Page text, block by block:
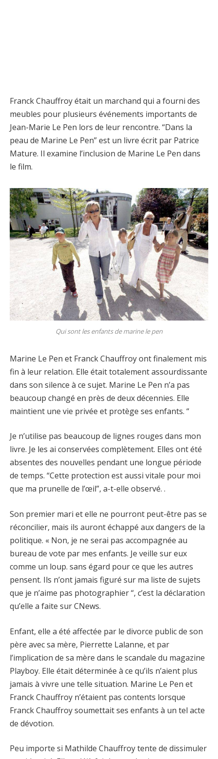
Franck Chauffroy était un marchand qui a fourni des
meubles pour plusieurs événements importants de
Jean-Marie Le Pen lors de leur rencontre. “Dans la
peau de Marine Le Pen” est un livre écrit par Patrice
Mature. Il examine l’inclusion de Marine Le Pen dans
le film.
Qui sont les enfants de marine le pen
Marine Le Pen et Franck Chauffroy ont finalement mis
fin à leur relation. Elle était totalement assourdissante
dans son silence à ce sujet. Marine Le Pen n’a pas
beaucoup changé en près de deux décennies. Elle
maintient une vie privée et protège ses enfants. “
Je n’utilise pas beaucoup de lignes rouges dans mon
livre. Je les ai conservées complètement. Elles ont été
absentes des nouvelles pendant une longue période
de temps. “Cette protection est aussi vitale pour moi
que ma prunelle de l’œil”, a-t-elle observé. .
Son premier mari et elle ne pourront peut-être pas se
réconcilier, mais ils auront échappé aux dangers de la
politique. « Non, je ne serai pas accompagnée au
bureau de vote par mes enfants. Je veille sur eux
comme un loup. sans égard pour ce que les autres
pensent. Ils n’ont jamais figuré sur ma liste de sujets
que je n’aime pas photographier “, c’est la déclaration
qu’elle a faite sur CNews.
Enfant, elle a été affectée par le divorce public de son
père avec sa mère, Pierrette Lalanne, et par
l’implication de sa mère dans le scandale du magazine
Playboy. Elle était déterminée à ce qu’ils n’aient plus
jamais à vivre une telle situation. Marine Le Pen et
Franck Chauffroy n’étaient pas contents lorsque
Franck Chauffroy soumettait ses enfants à un tel acte
de dévotion.
Peu importe si Mathilde Chauffroy tente de dissimuler